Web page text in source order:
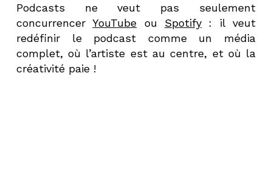
Podcasts ne veut pas seulement
concurrencerYouTube ou Spotify : il veut
redéfinir le podcast comme un média
complet, où l’artiste est au centre, et où la
créativité paie !